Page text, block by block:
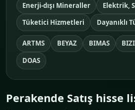
Enerji-dışı Mineraller
Elektrik,
Tüketici Hizmetleri
Dayanıklı
ARTMS BEYAZ BIMAS
DOAS
Perakende Satış hisse